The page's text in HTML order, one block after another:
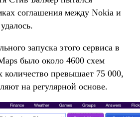
соглашения между Nokia и
запуска этого сервиса в
было около 4600 схем
количество превышает 75 000,
на регулярной основе.